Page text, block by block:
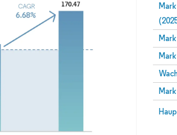
Bild
Bild © Mordor Intelligence. Wiederverwendung